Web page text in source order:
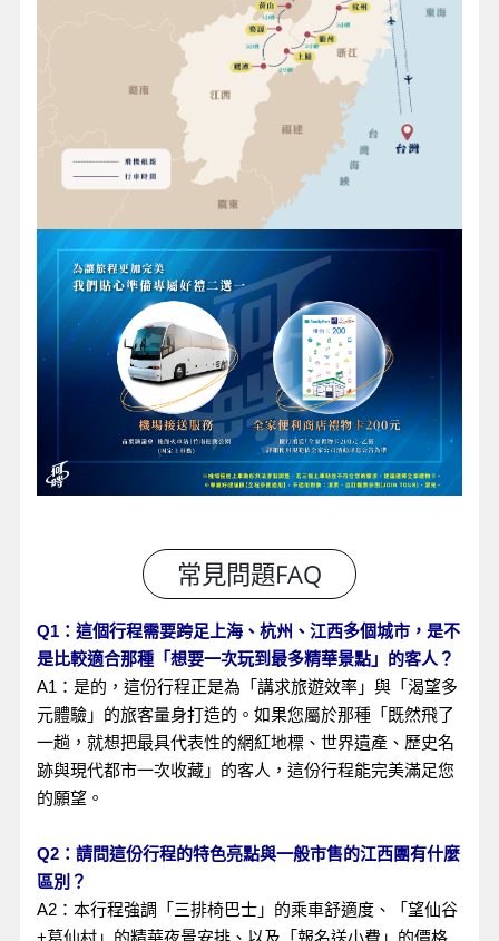
Q1：這個行程需要跨足上海、杭州、江西多個城市，是不
是比較適合那種「想要一次玩到最多精華景點」的客人？
A1：是的，這份行程正是為「講求旅遊效率」與「渴望多
元體驗」的旅客量身打造的。如果您屬於那種「既然飛了
一趟，就想把最具代表性的網紅地標、世界遺產、歷史名
跡與現代都市一次收藏」的客人，這份行程能完美滿足您
的願望。
Q2：請問這份行程的特色亮點與一般市售的江西團有什麼
區別？
A2：本行程強調「三排椅巴士」的乘車舒適度、「望仙谷
+葛仙村」的精華夜景安排、以及「報名送小費」的價格